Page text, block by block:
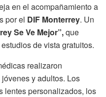
en el acompañamiento a
por el DIF Monterrey. Un
Se Ve Mejor”,que
de vista gratuitos.
realizaron
y adultos. Los
lentes personalizados, los